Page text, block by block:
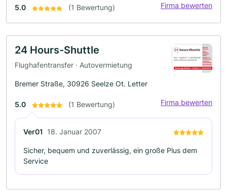
5.0 (1 Bewertung) Firma bewerten
24 Hours-Shuttle
Flughafentransfer · Autovermietung
Bremer Straße, 30926 Seelze Ot. Letter
5.0 (1 Bewertung) Firma bewerten
Ver01 18. Januar 2007
Sicher, bequem und zuverlässig, ein große Plus dem
Service